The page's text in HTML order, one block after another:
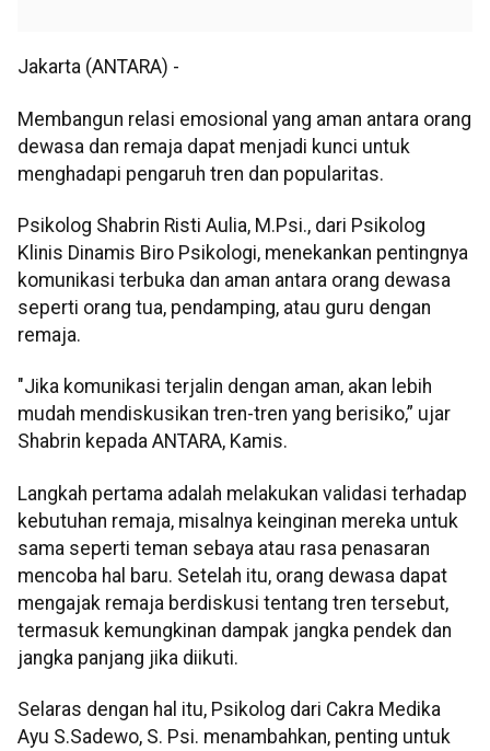
Jakarta (ANTARA) -
Membangun relasi emosional yang aman antara orang
dewasa dan remaja dapat menjadi kunci untuk
menghadapi pengaruh tren dan popularitas.
Psikolog Shabrin Risti Aulia, M.Psi., dari Psikolog
Klinis Dinamis Biro Psikologi, menekankan pentingnya
komunikasi terbuka dan aman antara orang dewasa
seperti orang tua, pendamping, atau guru dengan
remaja.
"Jika komunikasi terjalin dengan aman, akan lebih
mudah mendiskusikan tren-tren yang berisiko,” ujar
Shabrin kepada ANTARA, Kamis.
Langkah pertama adalah melakukan validasi terhadap
kebutuhan remaja, misalnya keinginan mereka untuk
sama seperti teman sebaya atau rasa penasaran
mencoba hal baru. Setelah itu, orang dewasa dapat
mengajak remaja berdiskusi tentang tren tersebut,
termasuk kemungkinan dampak jangka pendek dan
jangka panjang jika diikuti.
Selaras dengan hal itu, Psikolog dari Cakra Medika
Ayu S.Sadewo, S. Psi. menambahkan, penting untuk